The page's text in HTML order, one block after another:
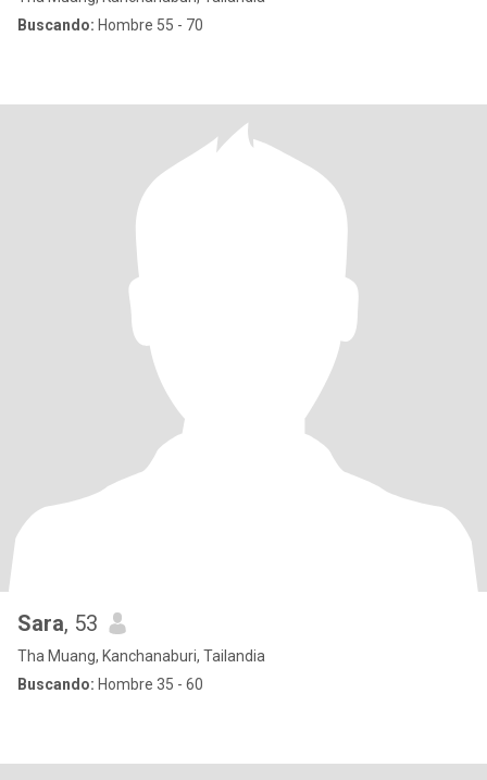
Buscando: Hombre 55 - 70
Sara, 53
Tha Muang, Kanchanaburi, Tailandia
Buscando: Hombre 35 - 60